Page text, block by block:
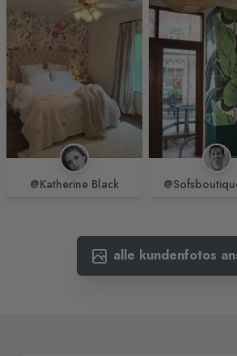
@Katherine Black
alle kundenfotos